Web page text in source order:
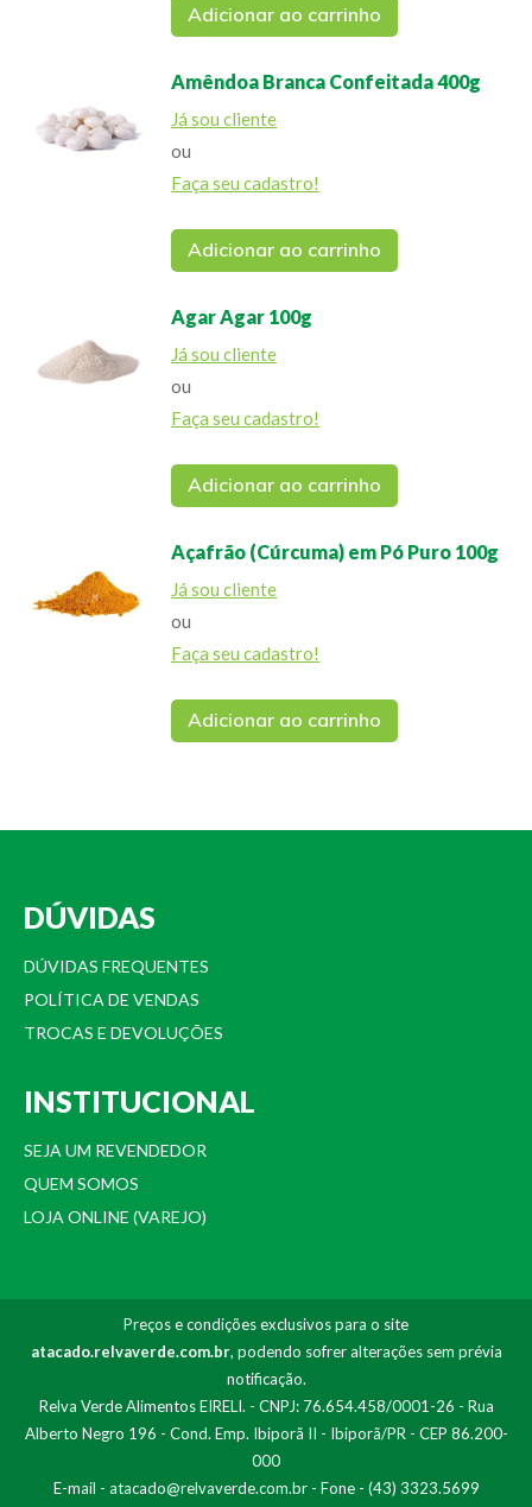
Adicionar ao carrinho
Amêndoa Branca Confeitada 400g
Já sou cliente
ou
Faça seu cadastro!
Adicionar ao carrinho
Agar Agar 100g
Já sou cliente
ou
Faça seu cadastro!
Adicionar ao carrinho
Açafrão (Cúrcuma) em Pó Puro 100g
Já sou cliente
ou
Faça seu cadastro!
Adicionar ao carrinho
DÚVIDAS
DÚVIDAS FREQUENTES
POLÍTICA DE VENDAS
TROCAS E DEVOLUÇÕES
INSTITUCIONAL
SEJA UM REVENDEDOR
QUEM SOMOS
LOJA ONLINE (VAREJO)
Preços e condições exclusivos para o site
atacado.relvaverde.com.br, podendo sofrer alterações sem prévia
notificação.
Relva Verde Alimentos EIRELI. - CNPJ: 76.654.458/0001-26 - Rua
Alberto Negro 196 - Cond. Emp. Ibiporã II - Ibiporã/PR - CEP 86.200-
000
E-mail - atacado@relvaverde.com.br- Fone - (43) 3323.5699